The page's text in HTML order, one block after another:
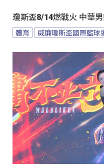
瓊斯盃8/14燃戰火 中華
體育 威廉瓊斯盃國際籃球